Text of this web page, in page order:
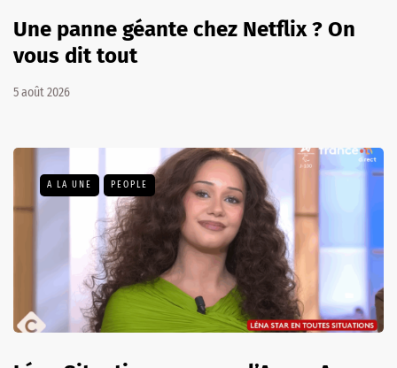
Une panne géante chez Netflix ? On
vous dit tout
5 août 2026
A LA UNE PEOPLE